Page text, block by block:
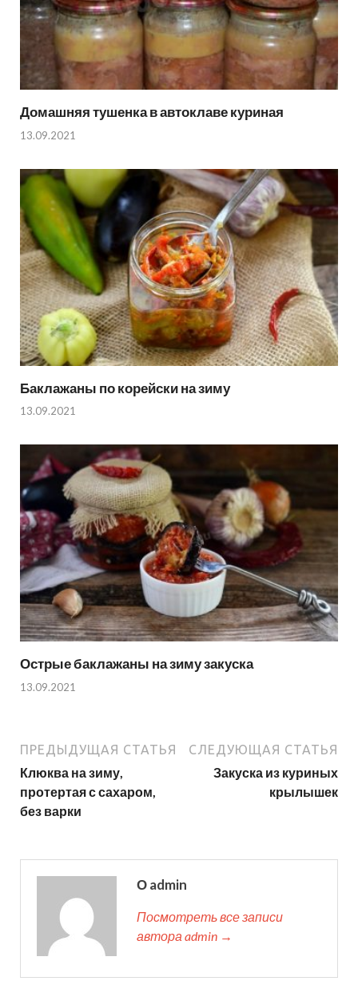
Домашняя тушенка в автоклаве куриная
13.09.2021
Баклажаны по корейски на зиму
13.09.2021
Острые баклажаны на зиму закуска
13.09.2021
ПРЕДЫДУЩАЯ СТАТЬЯ
Клюква на зиму,
протертая с сахаром,
без варки
СЛЕДУЮЩАЯ СТАТЬЯ
Закуска из куриных
крылышек
О admin
Посмотреть все записи
автора admin →